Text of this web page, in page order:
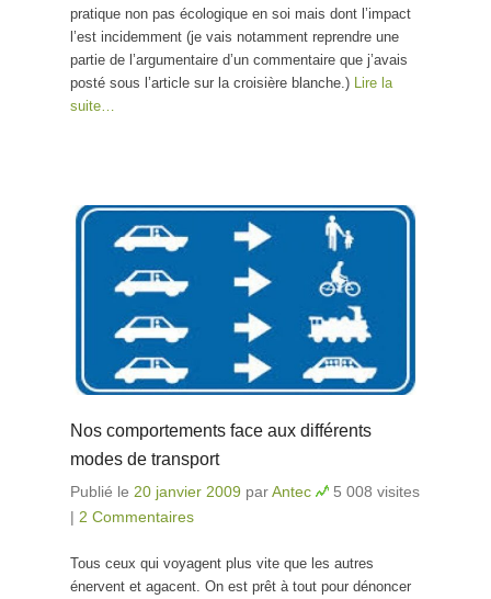
pratique non pas écologique en soi mais dont l’impact
l’est incidemment (je vais notamment reprendre une
partie de l’argumentaire d’un commentaire que j’avais
posté sous l’article sur la croisière blanche.)
Lire la
suite…
Nos comportements face aux différents
modes de transport
Publié le 20 janvier 2009 parAntec
5 008 visites
| 2 Commentaires
Tous ceux qui voyagent plus vite que les autres
énervent et agacent. On est prêt à tout pour dénoncer